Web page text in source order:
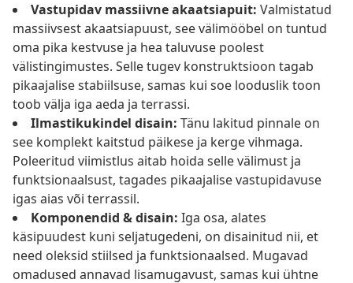
Vastupidav massiivne akaatsiapuit: Valmistatud
massiivsest akaatsiapuust, see välimööbel on tuntud
oma pika kestvuse ja hea taluvuse poolest
välistingimustes. Selle tugev konstruktsioon tagab
pikaajalise stabiilsuse, samas kui soe looduslik toon
toob välja iga aeda ja terrassi.
Ilmastikukindel disain: Tänu lakitud pinnale on
see komplekt kaitstud päikese ja kerge vihmaga.
Poleeritud viimistlus aitab hoida selle välimust ja
funktsionaalsust, tagades pikaajalise vastupidavuse
igas aias või terrassil.
Komponendid & disain: Iga osa, alates
käsipuudest kuni seljatugedeni, on disainitud nii, et
need oleksid stiilsed ja funktsionaalsed. Mugavad
omadused annavad lisamugavust, samas kui ühtne